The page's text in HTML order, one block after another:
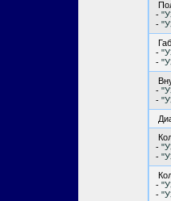
-
-
-
-
-
-
-
-
-
-